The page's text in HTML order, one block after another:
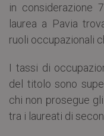
in considerazione
laurea a Pavia
ruoli occupazionali
I tassi di
del titolo sono
chi non prosegue
tra i laureati di